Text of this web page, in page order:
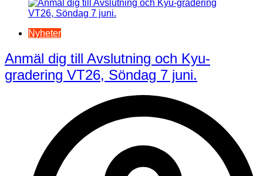
Nyheter
Anmäl dig till Avslutning och Kyu-
gradering VT26, Söndag 7 juni.